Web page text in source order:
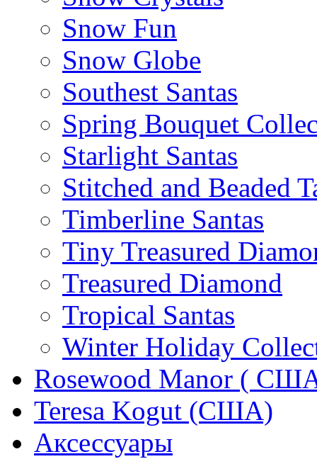
Snow Fun
Snow Globe
Southest Santas
Spring Bouquet
Starlight Santas
Stitched and Beaded
Timberline Santas
Tiny Treasured
Treasured Diamond
Tropical Santas
Winter Holiday
Rosewood Manor (
Teresa Kogut (США)
Аксессуары